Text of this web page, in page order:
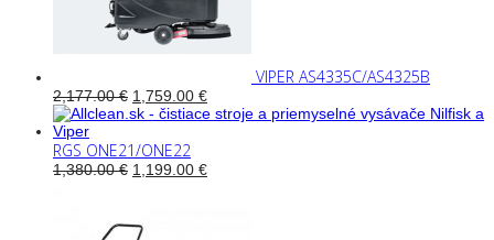
VIPER AS4335C/AS4325B
2,177.00€ 1,759.00 €
RGS ONE21/ONE22
1,380.00€ 1,199.00 €